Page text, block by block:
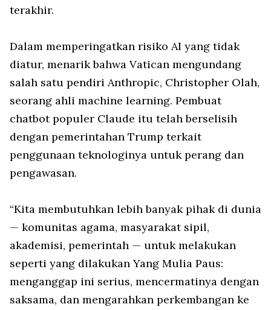
terakhir.
Dalam memperingatkan risiko AI yang tidak
diatur, menarik bahwa Vatican mengundang
salah satu pendiri Anthropic, Christopher Olah,
seorang ahli machine learning. Pembuat
chatbot populer Claude itu telah berselisih
dengan pemerintahan Trump terkait
penggunaan teknologinya untuk perang dan
pengawasan.
“Kita membutuhkan lebih banyak pihak di dunia
— komunitas agama, masyarakat sipil,
akademisi, pemerintah — untuk melakukan
seperti yang dilakukan Yang Mulia Paus:
menganggap ini serius, mencermatinya dengan
saksama, dan mengarahkan perkembangan ke